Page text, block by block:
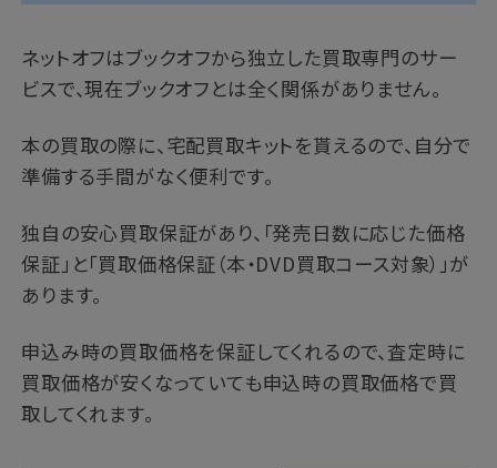
ネットオフはブックオフから独立した買取専門のサー
ビスで、現在ブックオフとは全く関係がありません。
本の買取の際に、宅配買取キットを貰えるので、自分で
準備する手間がなく便利です。
独自の安心買取保証があり、「発売日数に応じた価格
保証」と「買取価格保証（本・DVD買取コース対象）」が
あります。
申込み時の買取価格を保証してくれるので、査定時に
買取価格が安くなっていても申込時の買取価格で買
取してくれます。